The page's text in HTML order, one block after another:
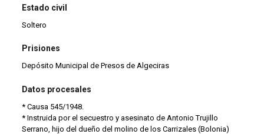
Estado civil
Soltero
Prisiones
Depósito Municipal de Presos de Algeciras
Datos procesales
* Causa 545/1948.
* Instruida por el secuestro y asesinato de Antonio Trujillo
Serrano, hijo del dueño del molino de los Carrizales (Bolonia)